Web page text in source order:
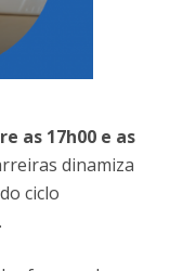
as 17h00 e as
dinamiza
ciclo